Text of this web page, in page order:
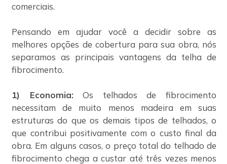
comerciais.
Pensando em ajudar você a decidir sobre as
melhores opções de cobertura para sua obra, nós
separamos as principais vantagens da telha de
fibrocimento.
1) Economia:Os telhados de fibrocimento
necessitam de muito menos madeira em suas
estruturas do que os demais tipos de telhados, o
que contribui positivamente com o custo final da
obra. Em alguns casos, o preço total do telhado de
fibrocimento chega a custar até três vezes menos